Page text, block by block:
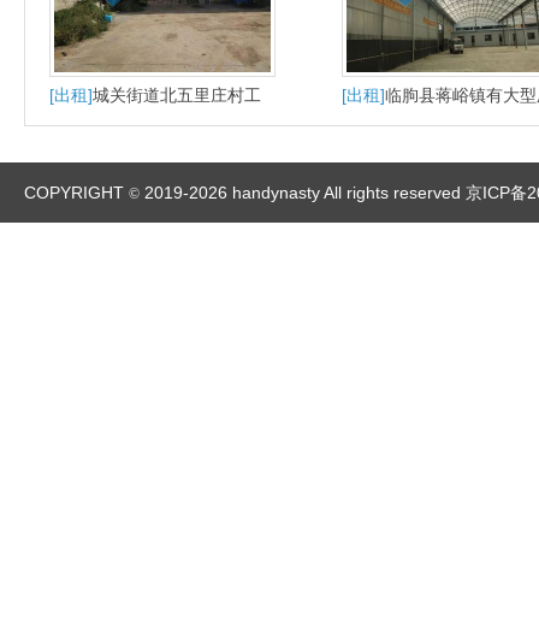
[出租]城关街道北五里庄村工
业园
[出租]临朐县蒋峪镇有大
房出租
COPYRIGHT © 2019-2026 handynasty All rights reserved 京ICP备